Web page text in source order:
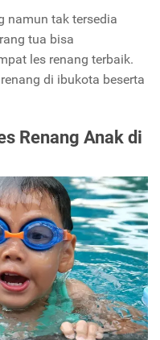
namun tak tersedia
tua bisa
les renang terbaik.
di ibukota beserta
Renang Anak di